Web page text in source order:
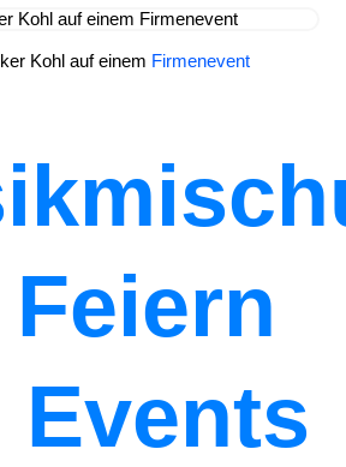
Kohl auf einem Firmenevent
Events